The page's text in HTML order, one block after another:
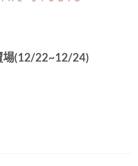
(12/22~12/24)